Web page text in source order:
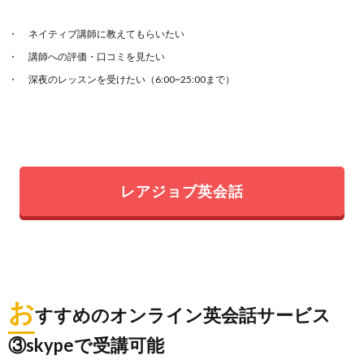
ネイティブ講師に教えてもらいたい
講師への評価・口コミを見たい
深夜のレッスンを受けたい（6:00~25:00まで）
レアジョブ英会話
おすすめのオンライン英会話サービス
③skypeで受講可能